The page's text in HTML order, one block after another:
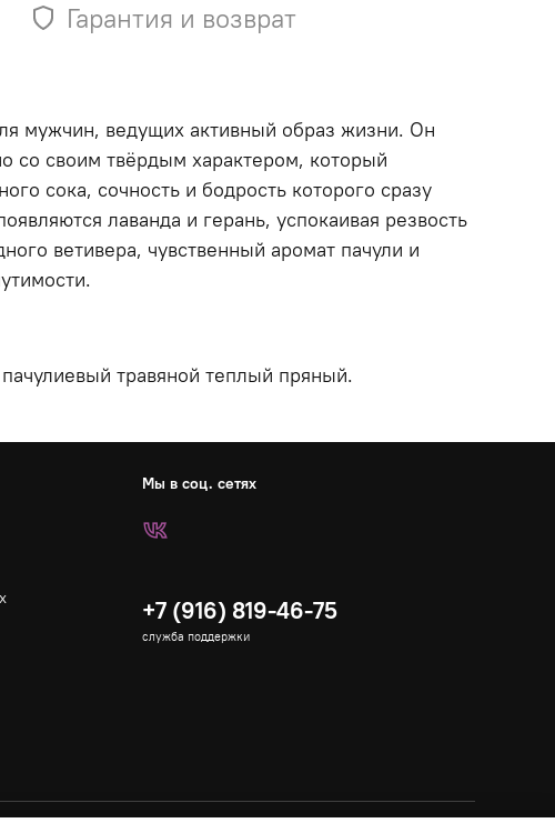
Гарантия и возврат
мужчин, ведущих активный образ жизни. Он
со своим твёрдым характером, который
сока, сочность и бодрость которого сразу
лаванда и герань, успокаивая резвость
ветивера, чувственный аромат пачули и
травяной теплый пряный.
Мы в соц. сетях
+7 (916) 819-46-75
служба поддержки